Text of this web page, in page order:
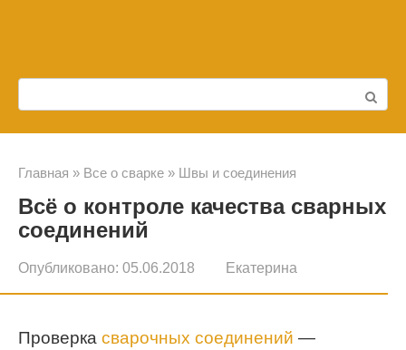
контенту
Главная » Все о сварке » Швы и соединения
Всё о контроле качества сварных
соединений
Опубликовано: 05.06.2018 Екатерина
Проверка сварочных соединений —